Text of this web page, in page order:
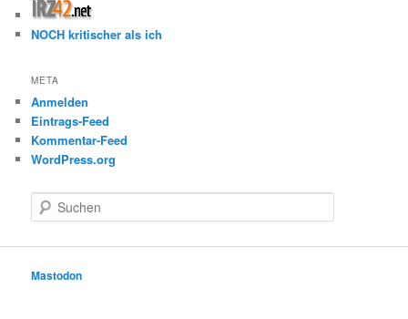
NOCH kritischer als ich
META
Anmelden
Eintrags-Feed
Kommentar-Feed
WordPress.org
u
e
Mastodon